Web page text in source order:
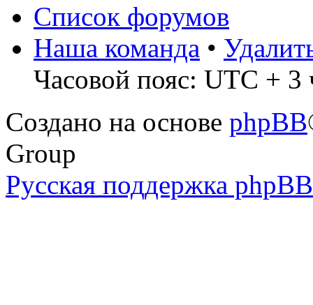
Список форумов
Наша команда •
Часовой пояс: UTC + 3
Создано на основе phpBB
Group
Русская поддержка phpBB